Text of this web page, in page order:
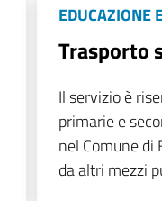
EDUCAZIONE
Trasporto
Il servizio è
primarie e
nel Comune di
da altri mezzi